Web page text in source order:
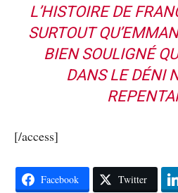
L’HISTOIRE DE
SURTOUT
BIEN SOULIGNÉ
DANS LE DÉNI
[/access]
Facebook Twitter